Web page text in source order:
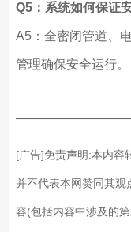
Q5：系统如何保证
A5：全密闭管道、
管理确保安全运行。
[广告]免责声明:本内容
并不代表本网赞同其观
容(包括内容中涉及的